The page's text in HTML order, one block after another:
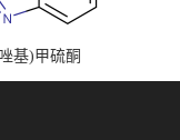
基)甲硫酮